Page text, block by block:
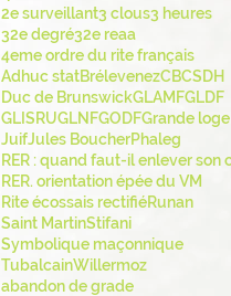
2e surveillant3 clous3 heures
32e degré32e reaa
4eme ordre du rite français
Adhuc statBrélevenezCBCSDH
Duc de BrunswickGLAMFGLDF
GLISRUGLNFGODFGrande loge
JuifJules BoucherPhaleg
RER. orientation épée du VM
Rite écossais rectifiéRunan
Saint MartinStifani
Symbolique maçonnique
TubalcainWillermoz
abandon de grade